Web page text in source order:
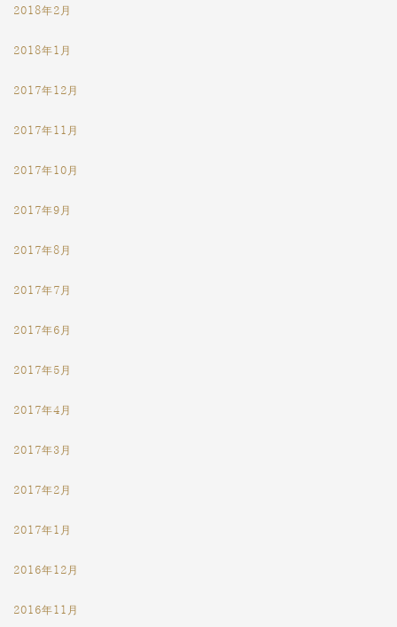
2018年2月
2018年1月
2017年12月
2017年11月
2017年10月
2017年9月
2017年8月
2017年7月
2017年6月
2017年5月
2017年4月
2017年3月
2017年2月
2017年1月
2016年12月
2016年11月